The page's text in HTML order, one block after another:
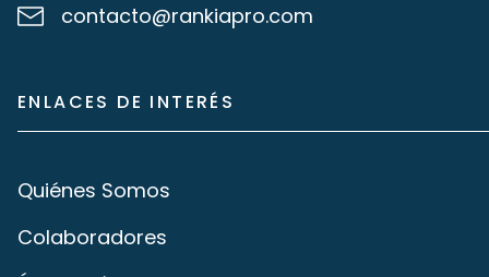
contacto@rankiapro.com
ENLACES DE INTERÉS
Quiénes Somos
Colaboradores